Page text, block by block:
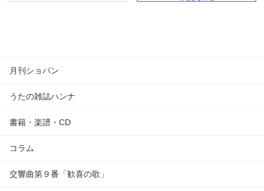
月刊ショパン
うたの雑誌ハンナ
書籍・楽譜・CD
コラム
交響曲第９番「歓喜の歌」